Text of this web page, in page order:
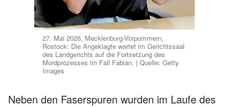
27. Mai 2026, Mecklenburg-Vorpommern,
Rostock: Die Angeklagte wartet im Gerichtssaal
des Landgerichts auf die Fortsetzung des
Mordprozesses im Fall Fabian. | Quelle: Getty
Images
Neben den Faserspuren wurden im Laufe des